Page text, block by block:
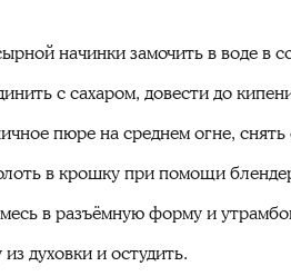
начинки замочить в воде в
с сахаром, довести до
пюре на среднем огне,
в крошку при помощи
в разъёмную форму и
духовки и остудить.